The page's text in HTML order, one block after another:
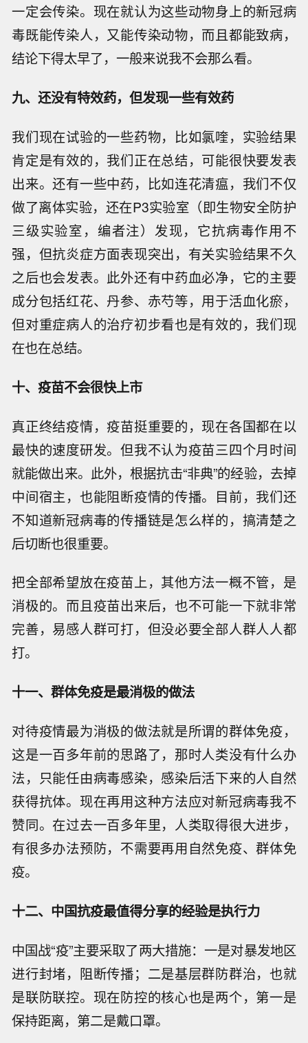
一定会传染。现在就认为这些动物身上的新冠病
毒既能传染人，又能传染动物，而且都能致病，
结论下得太早了，一般来说我不会那么看。
九、还没有特效药，但发现一些有效药
我们现在试验的一些药物，比如氯喹，实验结果
肯定是有效的，我们正在总结，可能很快要发表
出来。还有一些中药，比如连花清瘟，我们不仅
做了离体实验，还在P3实验室（即生物安全防护
三级实验室，编者注）发现，它抗病毒作用不
强，但抗炎症方面表现突出，有关实验结果不久
之后也会发表。此外还有中药血必净，它的主要
成分包括红花、丹参、赤芍等，用于活血化瘀，
但对重症病人的治疗初步看也是有效的，我们现
在也在总结。
十、疫苗不会很快上市
真正终结疫情，疫苗挺重要的，现在各国都在以
最快的速度研发。但我不认为疫苗三四个月时间
就能做出来。此外，根据抗击“非典”的经验，去掉
中间宿主，也能阻断疫情的传播。目前，我们还
不知道新冠病毒的传播链是怎么样的，搞清楚之
后切断也很重要。
把全部希望放在疫苗上，其他方法一概不管，是
消极的。而且疫苗出来后，也不可能一下就非常
完善，易感人群可打，但没必要全部人群人人都
打。
十一、群体免疫是最消极的做法
对待疫情最为消极的做法就是所谓的群体免疫，
这是一百多年前的思路了，那时人类没有什么办
法，只能任由病毒感染，感染后活下来的人自然
获得抗体。现在再用这种方法应对新冠病毒我不
赞同。在过去一百多年里，人类取得很大进步，
有很多办法预防，不需要再用自然免疫、群体免
疫。
十二、中国抗疫最值得分享的经验是执行力
中国战“疫”主要采取了两大措施：一是对暴发地区
进行封堵，阻断传播；二是基层群防群治，也就
是联防联控。现在防控的核心也是两个，第一是
保持距离，第二是戴口罩。